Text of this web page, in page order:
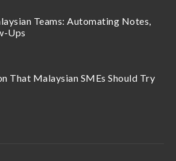
Teams: Automating Notes,
Ups
That Malaysian SMEs Should Try